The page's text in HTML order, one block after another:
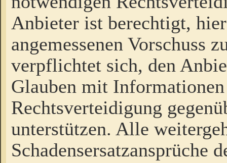
Anbieter ist berechtigt,
angemessenen Vorschuss
verpflichtet sich, den
Glauben mit
Rechtsverteidigung
unterstützen. Alle
Schadensersatzansprüche